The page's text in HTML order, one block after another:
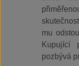
mu
Kupující
pozbývá